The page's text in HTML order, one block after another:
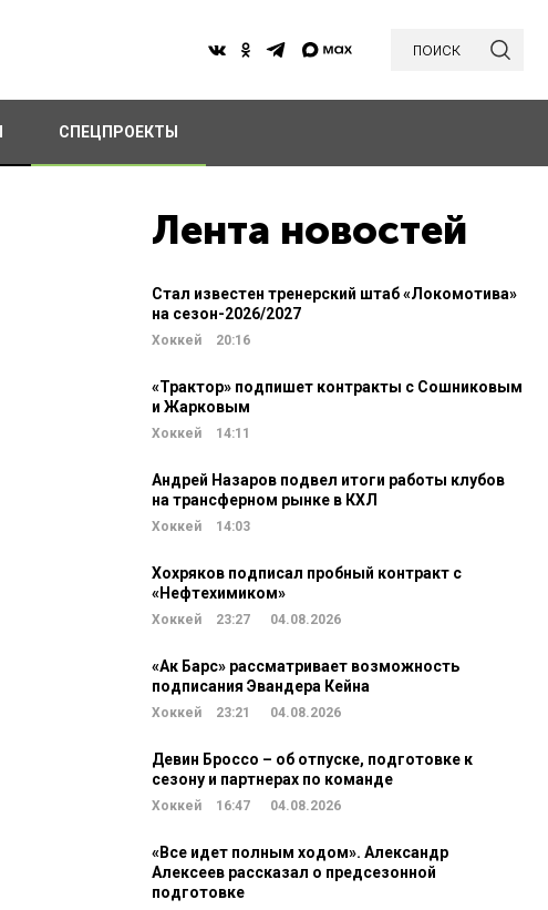
поиск
СПЕЦПРОЕКТЫ
Лента новостей
Стал известен тренерский штаб «Локомотива»
на сезон-2026/2027
Хоккей 20:16
«Трактор» подпишет контракты с Сошниковым
и Жарковым
Хоккей 14:11
Андрей Назаров подвел итоги работы клубов
на трансферном рынке в КХЛ
Хоккей 14:03
Хохряков подписал пробный контракт с
«Нефтехимиком»
Хоккей 23:27 04.08.2026
«Ак Барс» рассматривает возможность
подписания Эвандера Кейна
Хоккей 23:21 04.08.2026
Девин Броссо – об отпуске, подготовке к
сезону и партнерах по команде
Хоккей 16:47 04.08.2026
«Все идет полным ходом». Александр
Алексеев рассказал о предсезонной
подготовке